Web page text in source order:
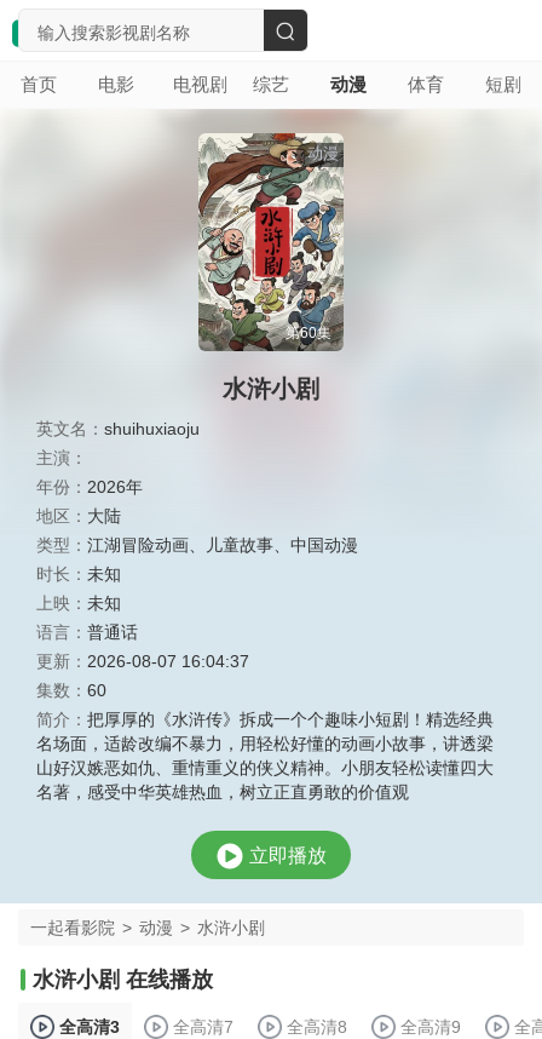
首页 电影 电视剧 综艺 动漫 体育 短剧
搜
索
动漫
第60集
水浒小剧
英文名： shuihuxiaoju
主演：
年份： 2026年
地区： 大陆
类型： 江湖冒险动画 儿童故事
中国动漫
时长： 未知
上映： 未知
语言： 普通话
更新： 2026-08-07 16:04:37
集数： 60
简介： 把厚厚的《水浒传》拆成一个个趣味小短剧！精选经典
名场面，适龄改编不暴力，用轻松好懂的动画小故事，讲透梁
山好汉嫉恶如仇、重情重义的侠义精神。小朋友轻松读懂四大
名著，感受中华英雄热血，树立正直勇敢的价值观
立即播放
一起看影院 > 动漫 > 水浒小剧
水浒小剧 在线播放
全高清3 全高清7 全高清8 全高清9 全